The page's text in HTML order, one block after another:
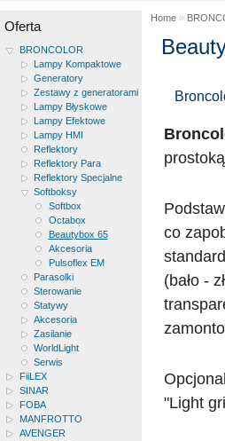
Oferta
BRONCOLOR
Lampy Kompaktowe
Generatory
Zestawy z generatorami
Lampy Błyskowe
Lampy Efektowe
Lampy HMI
Reflektory
Reflektory Para
Reflektory Specjalne
Softboksy
Softbox
Octabox
Beautybox 65
Akcesoria
Pulsoflex EM
Parasolki
Sterowanie
Statywy
Akcesoria
Zasilanie
WorldLight
Serwis
FiiLEX
SINAR
FOBA
MANFROTTO
AVENGER
Home »
co
(bało -
"Light